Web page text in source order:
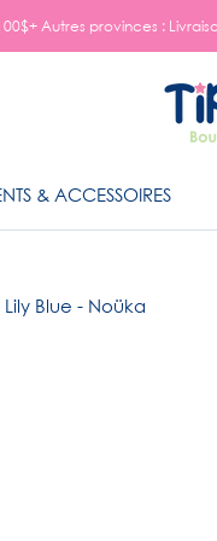
Autres provinces :
& ACCESSOIRES